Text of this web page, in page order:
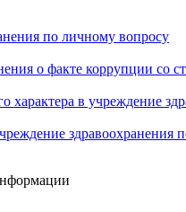
по личному вопросу
о факте коррупции со
характера в учреждение
здравоохранения